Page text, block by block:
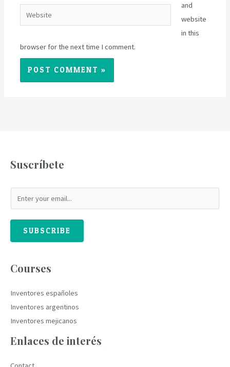
Website
and
website
in this
browser for the next time I comment.
Suscríbete
SUBSCRIBE
Courses
Inventores españoles
Inventores argentinos
Inventores mejicanos
Enlaces de interés